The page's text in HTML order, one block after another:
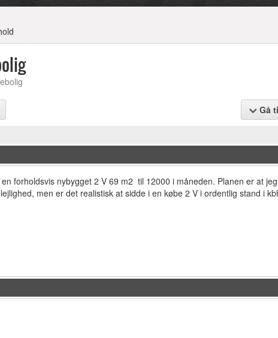
Gå
forholdsvis nybygget 2 V 69 m2 til 12000 i måneden. Planen er at
men er det realistisk at sidde i en købe 2 V i ordentlig stand i